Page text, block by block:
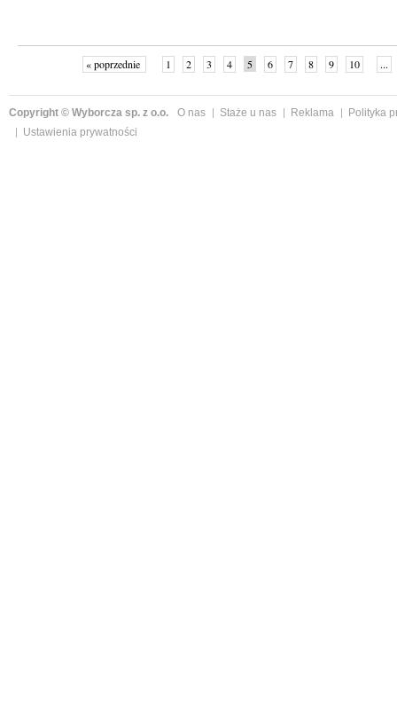
« poprzednie 1 2 3 4 5 6 7 8 9 10 ...
Copyright © Wyborcza sp. z o.o. O nas Staże u nas Reklama
Polityka
Ustawienia prywatności